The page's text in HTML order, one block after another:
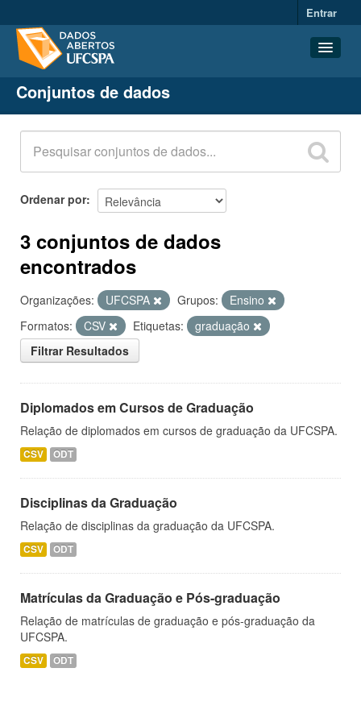
Entrar
Conjuntos de dados
Organizações
Grupos
Sobre
Conjuntos de dados
Ordenar por
3 conjuntos de dados
encontrados
Organizações: UFCSPA Grupos:
Ensino
Formatos:
CSV Etiquetas:
graduação
Filtrar Resultados
Diplomados em Cursos de Graduação
Relação de diplomados em cursos de graduação da UFCSPA.
CSV ODT
Disciplinas da Graduação
Relação de disciplinas da graduação da UFCSPA.
CSV ODT
Matrículas da Graduação e Pós-graduação
Relação de matrículas de graduação e pós-graduação da
UFCSPA.
CSV ODT